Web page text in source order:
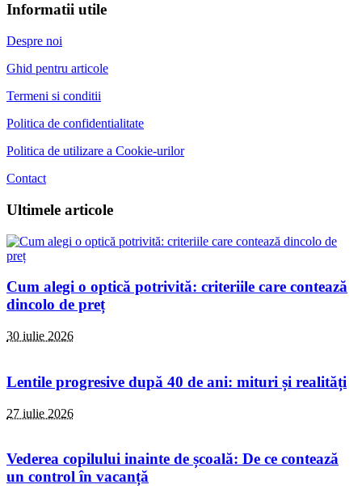
Informatii utile
Despre noi
Ghid pentru articole
Termeni si conditii
Politica de confidentialitate
Politica de utilizare a Cookie-urilor
Contact
Ultimele articole
Cum alegi o optică potrivită: criteriile care contează
dincolo de preț
30 iulie 2026
Lentile progresive după 40 de ani: mituri și realități
27 iulie 2026
Vederea copilului inainte de școală: De ce contează
un control în vacanță